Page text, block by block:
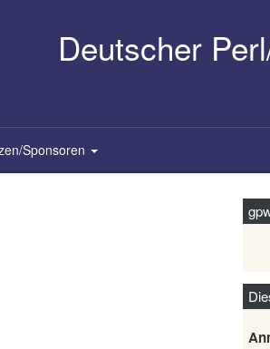
Deutscher
Sponsoren